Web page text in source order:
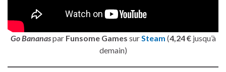
Go Bananaspar Funsome Games sur Steam (4,24 €jusqu’à
demain)